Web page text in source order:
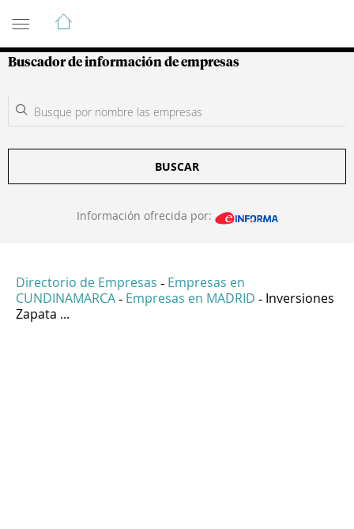
Guía de Empresas Colombianas
Buscador de información de empresas
BUSCAR
Información ofrecida por:
Directorio de Empresas - Empresas en
CUNDINAMARCA - Empresas en MADRID - Inversiones
Zapata ...